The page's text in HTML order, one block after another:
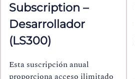
Subscription –
Desarrollador
(LS300)
Esta suscripción anual
proporciona acceso ilimitado